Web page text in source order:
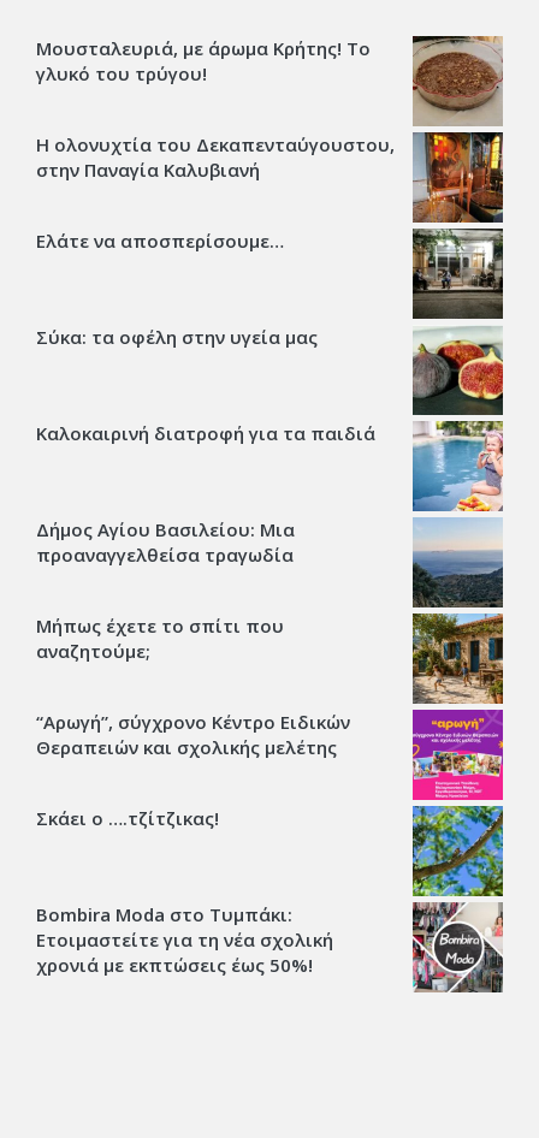
Μουσταλευριά, με άρωμα Κρήτης! Το
γλυκό του τρύγου!
Η ολονυχτία του Δεκαπενταύγουστου,
στην Παναγία Καλυβιανή
Ελάτε να αποσπερίσουμε…
Σύκα: τα οφέλη στην υγεία μας
Καλοκαιρινή διατροφή για τα παιδιά
Δήμος Αγίου Βασιλείου: Μια
προαναγγελθείσα τραγωδία
Μήπως έχετε το σπίτι που
αναζητούμε;
“Αρωγή”, σύγχρονο Κέντρο Ειδικών
Θεραπειών και σχολικής μελέτης
Σκάει ο ….τζίτζικας!
Bombira Moda στο Τυμπάκι:
Ετοιμαστείτε για τη νέα σχολική
χρονιά με εκπτώσεις έως 50%!